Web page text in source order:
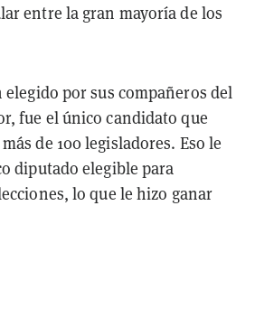
entre la gran mayoría de los
por sus compañeros del
fue el único candidato que
de 100 legisladores. Eso le
diputado elegible para
lo que le hizo ganar